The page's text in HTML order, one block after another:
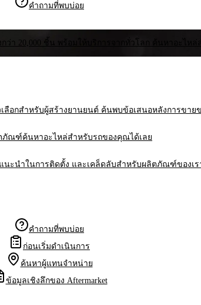
คำถามที่พบบ่อย
า 20,000 ชิ้น พร้อมให้บริการจากทั่วโลก ค้นหาอะไหล่
เลือกสําหรับผู้สร้างยานยนต์ ค้นพบข้อเสนอหลังการขายข
ภัณฑ์ค้นหาอะไหล่สําหรับรถของคุณได้เลย
นะนำในการติดตั้ง และเคล็ดลับสําหรับผลิตภัณฑ์ของเร
คำถามที่พบบ่อย
ก่อนเริ่มดำเนินการ
ค้นหาผู้แทนจำหน่าย
ข้อมูลเชิงลึกของ Aftermarket